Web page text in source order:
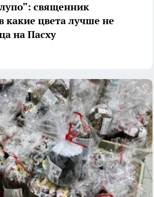
священник
какие цвета лучше не
на Пасху